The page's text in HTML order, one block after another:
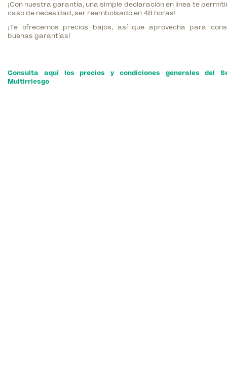
¡Con nuestra garantía, una simple declaración en línea te
caso de necesidad, ser reembolsado en 48 horas!
¡Te ofrecemos precios bajos, así que aprovecha para
buenas garantías!
Consulta aquí los precios y condiciones generales del
Multirriesgo